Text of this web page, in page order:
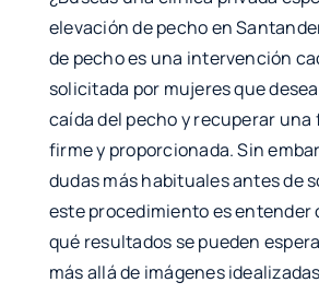
elevación de pecho en
de pecho es una intervención
solicitada por mujeres que
caída del pecho y recuperar una
firme y proporcionada. Sin
dudas más habituales antes de
este procedimiento es entender
qué resultados se pueden
más allá de imágenes